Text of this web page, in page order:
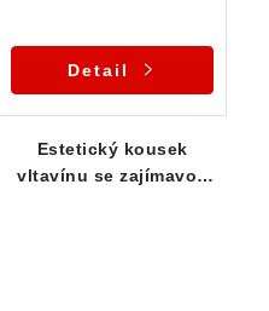
Detail
Estetický kousek
vltavínu se zajímavou